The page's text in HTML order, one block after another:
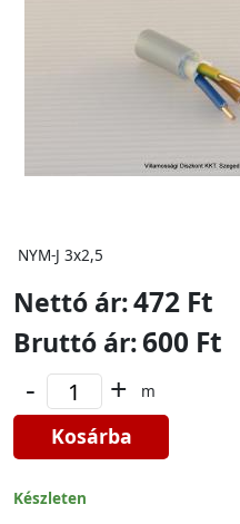
NYM-J 3x2,5
Nettó ár:472 Ft
Bruttó ár:600 Ft
- + m
Kosárba
Készleten